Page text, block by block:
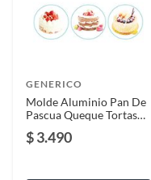
GENERICO
Molde Aluminio Pan De
Pascua Queque Tortas
$ 3.490